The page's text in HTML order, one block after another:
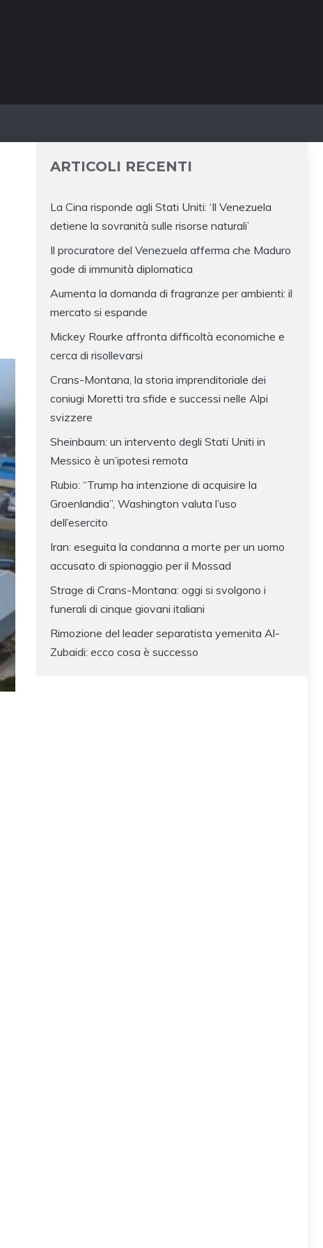
ARTICOLI RECENTI
La Cina risponde agli Stati Uniti: ‘Il Venezuela
detiene la sovranità sulle risorse naturali’
Il procuratore del Venezuela afferma che Maduro
gode di immunità diplomatica
Aumenta la domanda di fragranze per ambienti: il
mercato si espande
Mickey Rourke affronta difficoltà economiche e
cerca di risollevarsi
Crans-Montana, la storia imprenditoriale dei
coniugi Moretti tra sfide e successi nelle Alpi
svizzere
Sheinbaum: un intervento degli Stati Uniti in
Messico è un’ipotesi remota
Rubio: “Trump ha intenzione di acquisire la
Groenlandia”, Washington valuta l’uso
dell’esercito
Iran: eseguita la condanna a morte per un uomo
accusato di spionaggio per il Mossad
Strage di Crans-Montana: oggi si svolgono i
funerali di cinque giovani italiani
Rimozione del leader separatista yemenita Al-
Zubaidi: ecco cosa è successo